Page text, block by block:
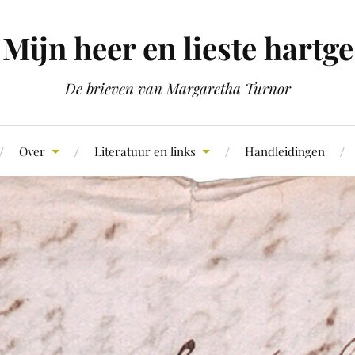
Mijn heer en lieste hartge
De brieven van Margaretha Turnor
Over Literatuur en links Handleidingen